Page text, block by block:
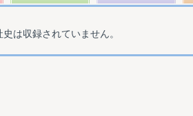
は収録されていません。